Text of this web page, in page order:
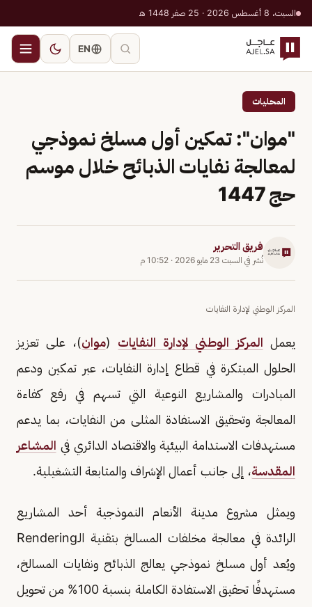
السبت، 8 أغسطس 2026 · 25 صفر 1448 هـ
EN
المحليات
"موان": تمكين أول مسلخ نموذجي
لمعالجة نفايات الذبائح خلال موسم
حج 1447
فريق التحرير
نُشر في السبت 23 مايو 2026 · 10:52 م
المركز الوطني لإدارة النفايات
يعمل المركز الوطني لإدارة النفايات (موان)، على تعزيز
الحلول المبتكرة في قطاع إدارة النفايات، عبر تمكين ودعم
المبادرات والمشاريع النوعية التي تسهم في رفع كفاءة
المعالجة وتحقيق الاستفادة المثلى من النفايات، بما يدعم
مستهدفات الاستدامة البيئية والاقتصاد الدائري في المشاعر
المقدسة، إلى جانب أعمال الإشراف والمتابعة التشغيلية.
ويمثل مشروع مدينة الأنعام النموذجية أحد المشاريع
الرائدة في معالجة مخلفات المسالخ بتقنية الـRendering
ويُعد أول مسلخ نموذجي يعالج الذبائح ونفايات المسالخ،
مستهدفًا تحقيق الاستفادة الكاملة بنسبة 100% من تحويل